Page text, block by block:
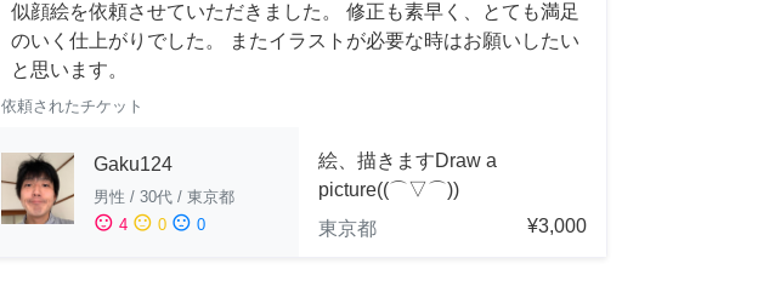
似顔絵を依頼させていただきました。 修正も素早く、とても満足
のいく仕上がりでした。 またイラストが必要な時はお願いしたい
と思います。
依頼されたチケット
Gaku124
男性 / 30代 / 東京都
sentiment_satisfied 4 sentiment_neutral 0 sentiment_dissatisfied 0
絵、描きますDraw a
picture((⌒▽⌒))
東京都
¥3,000